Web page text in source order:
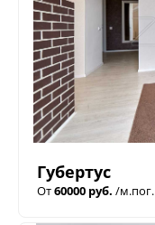
Губертус
От60000 руб. /м.пог.